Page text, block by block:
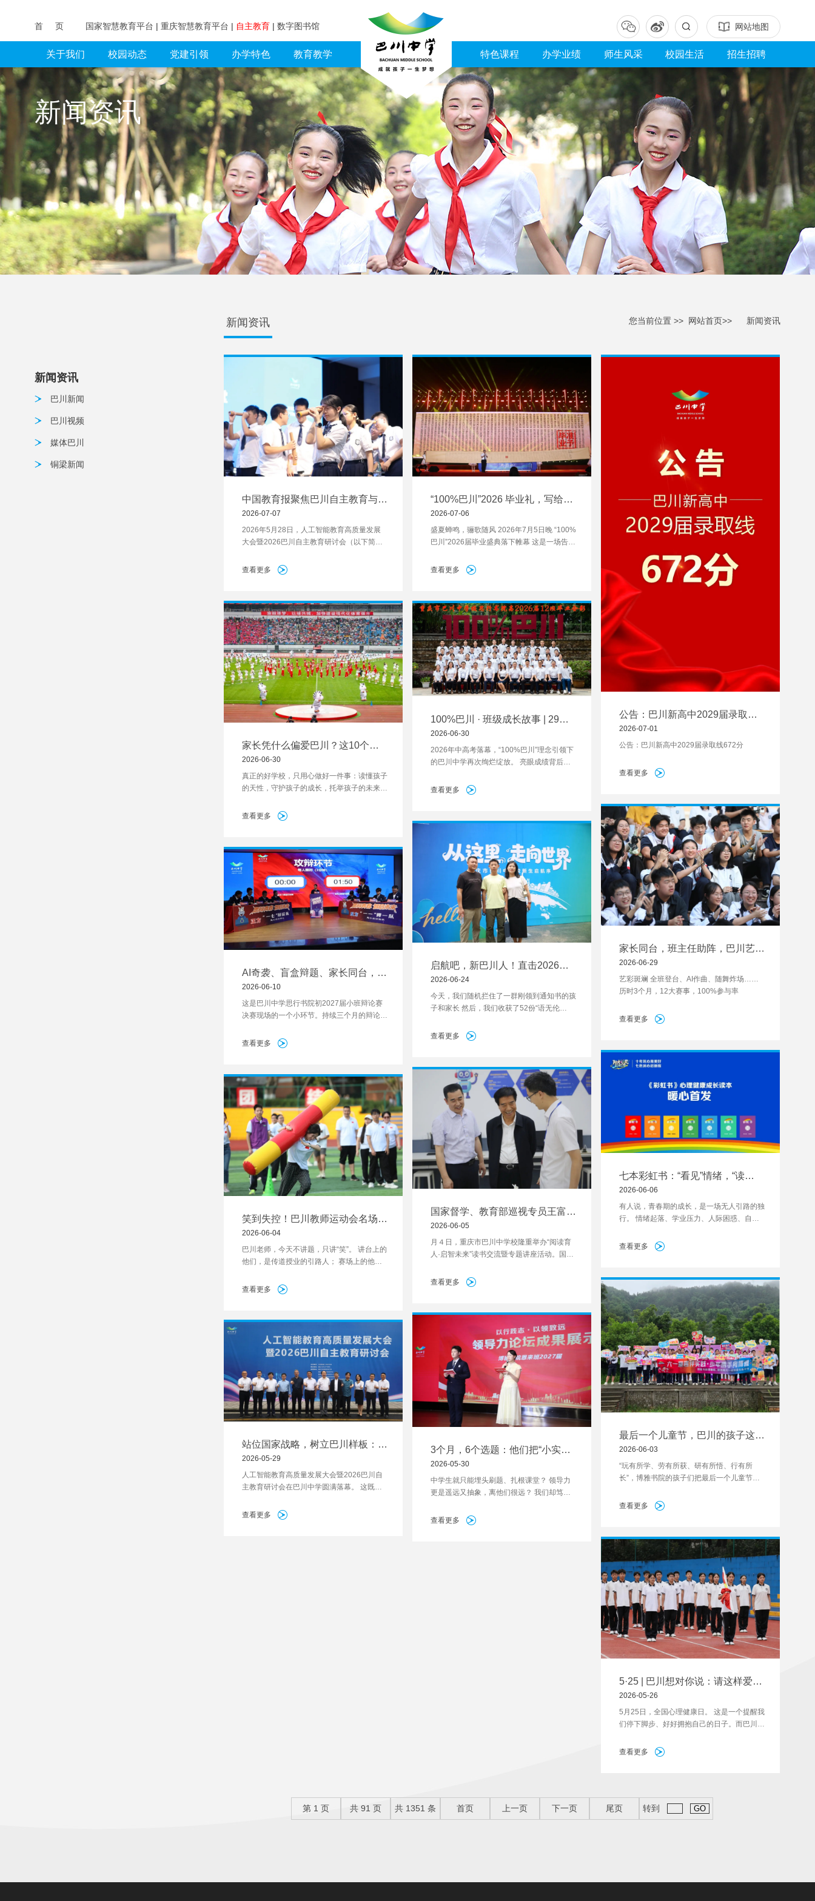
首 页 国家智慧教育平台 | 重庆智慧教育平台 | 自主教育 | 数字图书馆 网站地图
关于我们 校园动态 党建引领 办学特色 教育教学 特色课程 办学业绩 师生风采 校园生活 招生招聘
新闻资讯
新闻资讯
巴川新闻
巴川视频
媒体巴川
铜梁新闻
新闻资讯 您当前位置 >> 网站首页>> 新闻资讯
中国教育报聚焦巴川自主教育与人
工智能的融合发展
2026-07-07
2026年5月28日，人工智能教育高质量发展
大会暨2026巴川自主教育研讨会（以下简
学校（以下简称“巴川中学”）举行。 会场内，
尚未正式公布，还在试点验证阶段，而巴川中
学等学校被确定为全国首批AI特色学校标准化
试点学校，将承担标准检验的任务。
查看更多
“100%巴川”2026 毕业礼，写给奔
赴山海的巴川少年
2026-07-06
盛夏蝉鸣，骊歌随风 2026年7月5日晚 “100%
巴川”2026届毕业盛典落下帷幕 这是一场告
查看更多
公告：巴川新高中2029届录取线
672分
2026-07-01
公告：巴川新高中2029届录取线672分
查看更多
家长凭什么偏爱巴川？这10个答
案，藏着最好的教育模样
2026-06-30
真正的好学校，只用心做好一件事：读懂孩子
的天性，守护孩子的成长，托举孩子的未来。
秀，而是用心成全每一个独一无二的孩子。
查看更多
100%巴川 · 班级成长故事 | 29人
考600+：巴川这个班，做对了什
么？
2026-06-30
2026年中高考落幕，“100%巴川”理念引领下
的巴川中学再次绚烂绽放。 亮眼成绩背后，
集体深耕、全员成长。
查看更多
家长同台，班主任助阵，巴川艺术
节温暖出圈
2026-06-29
艺彩斑斓 全班登台、AI作曲、随舞炸场……
历时3个月，12大赛事，100%参与率
查看更多
启航吧，新巴川人！直击2026级
新生领取入学通知书现场
2026-06-24
今天，我们随机拦住了一群刚领到通知书的孩
子和家长 然后，我们收获了52份“语无伦
学。”
查看更多
AI奇袭、盲盒辩题、家长同台，这
场辩论赛看点很多
2026-06-10
这是巴川中学思行书院初2027届小班辩论赛
决赛现场的一个小环节。持续三个月的辩论
查看更多
七本彩虹书：“看见”情绪，“读
懂”成长
2026-06-06
有人说，青春期的成长，是一场无人引路的独
行。 情绪起落、学业压力、人际困惑、自我
着成长的轨迹。
查看更多
国家督学、教育部巡视专员王富莅
临巴川讲学
2026-06-05
月４日，重庆市巴川中学校隆重举办“阅读育
人·启智未来”读书交流暨专题讲座活动。国家
主任王富一行专家莅临校园调研指导。巴川中
查看更多
笑到失控！巴川教师运动会名场面
来了
2026-06-04
巴川老师，今天不讲题，只讲“笑”。 讲台上的
他们，是传道授业的引路人； 赛场上的他
查看更多
最后一个儿童节，巴川的孩子这样
和童年告别
2026-06-03
“玩有所学、劳有所获、研有所悟、行有所
长”，博雅书院的孩子们把最后一个儿童节过
作，在传统美食里感知中华文化的温度；穹顶
CS，在团队协作中学会配合与担当。
查看更多
3个月，6个选题：他们把“小实
践”做成了“大文章”
2026-05-30
中学生就只能埋头刷题、扎根课堂？ 领导力
更是遥远又抽象，离他们很远？ 我们却笃
破题的行动力以及心系他人的担当。
查看更多
站位国家战略，树立巴川样板：一
场关于AI与未来教育的“国家级对
话”
2026-05-29
人工智能教育高质量发展大会暨2026巴川自
主教育研讨会在巴川中学圆满落幕。 这既是
教育的巴川，在人工智能浪潮中给出的回答。
查看更多
5·25 | 巴川想对你说：请这样爱自
己
2026-05-26
5月25日，全国心理健康日。 这是一个提醒我
们停下脚步、好好拥抱自己的日子。而巴川早
查看更多
第 1 页 共 91 页 共 1351 条 首页 上一页 下一页 尾页 转到